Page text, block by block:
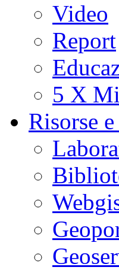
Video
Report
5 X
Risorse